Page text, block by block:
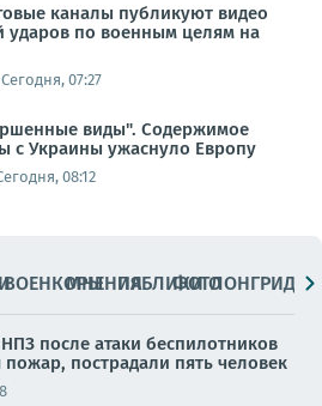
каналы публикуют видео
ударов по военным целям на
Сегодня, 07:27
виды". Содержимое
с Украины ужаснуло Европу
08:12
ВОЕНКОРЫМНЕНИЯПАБЛИКИ
ФОТОЛОНГРИДЫ
после атаки беспилотников
пожар, пострадали пять человек